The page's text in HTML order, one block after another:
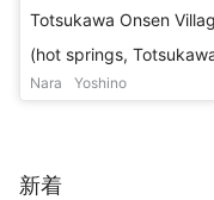
Totsukawa Onsen
(hot springs,
upper baths)
Nara Yoshino
新着